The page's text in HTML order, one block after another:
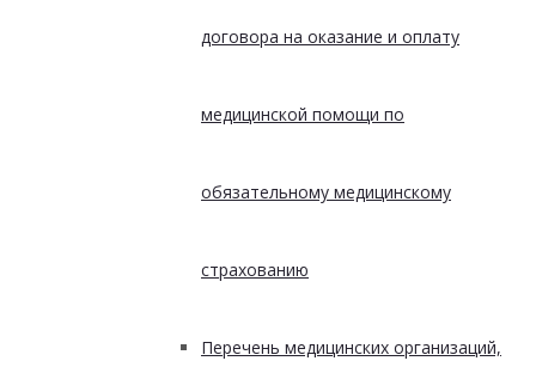
договора на оказание и оплату
медицинской помощи по
обязательному медицинскому
страхованию
Перечень медицинских организаций,